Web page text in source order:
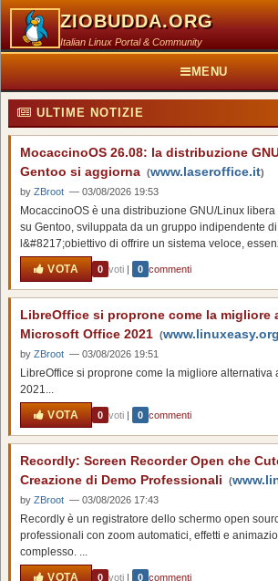
ZIOBUDDA.ORG
Italian Linux Portal & Community
MENU
ULTIME NOTIZIE
MocaccinoOS 26.08: la distribuzione
Gentoo si aggiorna (www.laseroffice.it)
by ZBroot — 03/08/2026 19:53
MocaccinoOS è una distribuzione GNU/Linux
su Gentoo, sviluppata da un gruppo indipendente
l&#8217;obiettivo di offrire un sistema veloce,
VOTA
0 voti | 0 commenti
LibreOffice si proprone come la migliore
Microsoft Office 2021 (www.linuxeasy.org
by ZBroot — 03/08/2026 19:51
LibreOffice si proprone come la migliore alternativa
2021...
VOTA
0 voti | 0 commenti
Recordly: Screen Recorder Open che
Creazione di Demo Professionali
(
by ZBroot — 03/08/2026 17:43
Recordly è un registratore dello schermo open
professionali con zoom automatici, effetti e
complesso. ...
VOTA
0 voti | 0 commenti